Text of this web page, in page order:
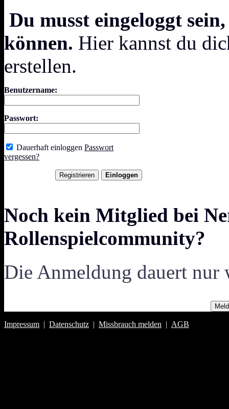
Du musst eingeloggt
können. Hier kannst du
erstellen.
Benutzername:
Passwort:
Dauerhaft einloggen Passwort
vergessen?
Noch kein Mitglied bei
Rollenspielcommunity?
Die Anmeldung dauert
Impressum | Datenschutz | Missbrauch melden | AGB